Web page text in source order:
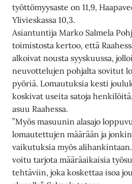
työttömyysaste on 11,9,
Ylivieskassa 10,3.
Asiantuntija Marko Salmela
toimistosta kertoo, että
alkoivat nousta syyskuussa,
neuvottelujen pohjalta sovitut
pyöriä. Lomautuksia kesti
koskivat useita satoja
asuu Raahessa.
”Myös masuunin alasajo
lomautettujen määrään ja
vaikutuksia myös
voitu tarjota määräaikaisia
tehtäviin, joka koskettaa isoa